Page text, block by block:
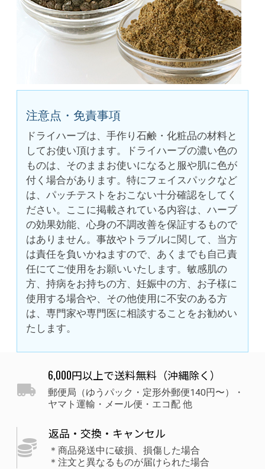
注意点・免責事項
ドライハーブは、手作り石鹸・化粧品の材料と
してお使い頂けます。ドライハーブの濃い色の
ものは、そのままお使いになると服や肌に色が
付く場合があります。特にフェイスパックなど
は、パッチテストをおこない十分確認をしてく
ださい。ここに掲載されている内容は、ハーブ
の効果効能、心身の不調改善を保証するもので
はありません。事故やトラブルに関して、当方
は責任を負いかねますので、あくまでも自己責
任にてご使用をお願いいたします。敏感肌の
方、持病をお持ちの方、妊娠中の方、お子様に
使用する場合や、その他使用に不安のある方
は、専門家や専門医に相談することをお勧めい
たします。
6,000円以上で送料無料（沖縄除く）
郵便局（ゆうパック・定形外郵便140円〜）・
ヤマト運輸・メール便・エコ配 他
返品・交換・キャンセル
＊商品発送中に破損、損傷した場合
＊注文と異なるものが届けられた場合